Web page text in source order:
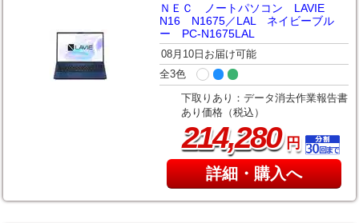
ＮＥＣ ノートパソコン LAVIE
N16 N1675／LAL ネイビーブル
ー PC-N1675LAL
08月10日お届け可能
全3色
下取りあり：データ消去作業報告書
あり価格（税込）
214,280円
詳細・購入へ